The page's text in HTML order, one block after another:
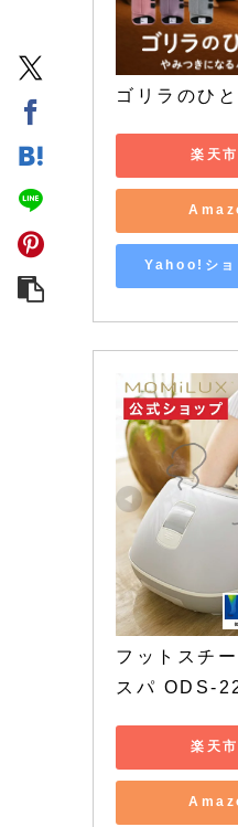
ゴリラのひ
楽天
Yahoo!ショ
フットスチ
スパ ODS-
楽天